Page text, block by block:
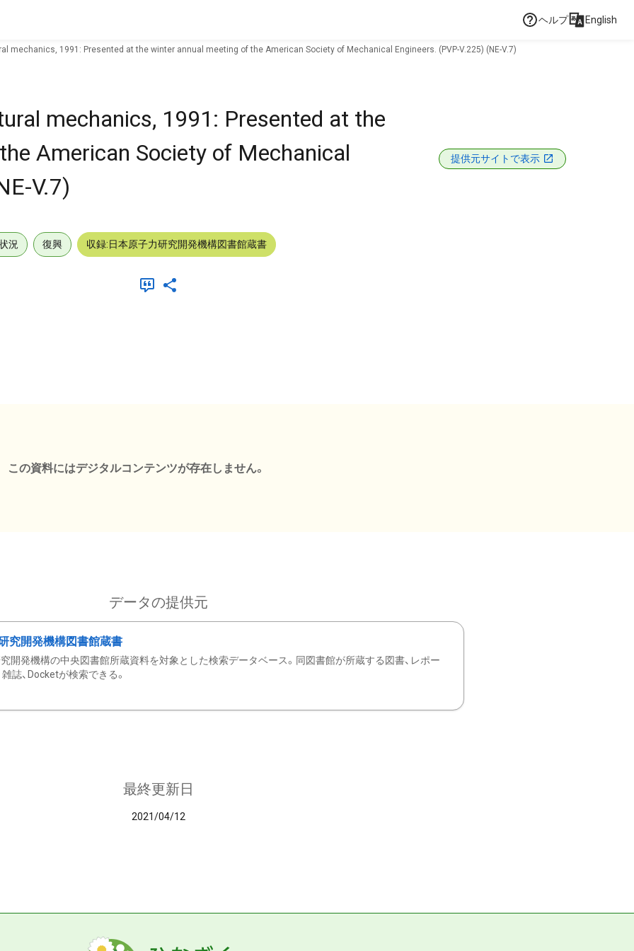
ヘルプ English
mechanics, 1991: Presented at the winter annual meeting of the American Society of Mechanical Engineers. (PVP-V.225) (NE-V.7)
mechanics, 1991: Presented at the
American Society of Mechanical
V.7)
提供元サイトで表示
況 復興 収録:日本原子力研究開発機構図書館蔵書
この資料にはデジタルコンテンツが存在しません。
データの提供元
究開発機構図書館蔵書
開発機構の中央図書館所蔵資料を対象とした検索データベース。同図書館が所蔵する図書、レポー
雑誌、Docketが検索できる。
最終更新日
2021/04/12